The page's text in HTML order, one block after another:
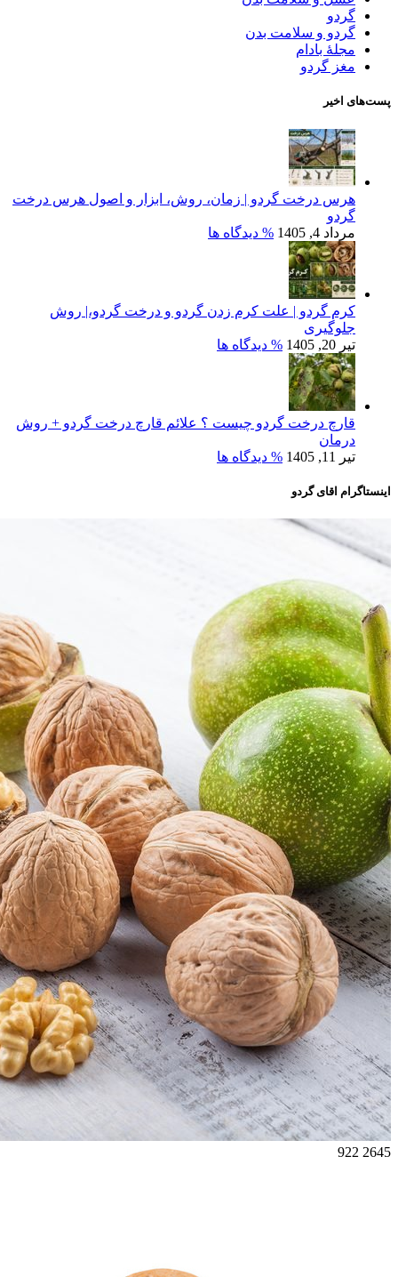
گردو
گردو و سلامت بدن
مجلۀ بادام
مغز گردو
پست‌های اخیر
هرس درخت گردو | زمان، روش، ابزار و اصول هرس درخت
گردو
مرداد 4, 1405
% دیدگاه ها
کرم گردو | علت کرم زدن گردو و درخت گردو،| روش
جلوگیری
تیر 20, 1405
% دیدگاه ها
قارچ درخت گردو چیست ؟ علائم قارچ درخت گردو + روش
درمان
تیر 11, 1405
% دیدگاه ها
اینستاگرام اقای گردو
2645
922